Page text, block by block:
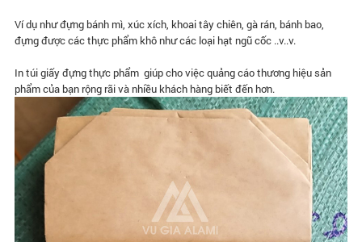
Ví dụ như đựng bánh mì, xúc xích, khoai tây chiên, gà rán, bánh bao,
đựng được các thực phẩm khô như các loại hạt ngũ cốc ..v..v.
In túi giấy đựng thực phẩm giúp cho việc quảng cáo thương hiệu sản
phẩm của bạn rộng rãi và nhiều khách hàng biết đến hơn.